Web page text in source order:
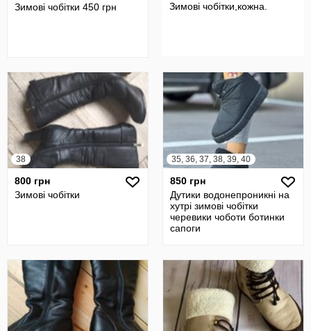
Зимові чобітки 450 грн
Зимові чобітки,кожна.
38
800 грн
Зимові чобітки
35, 36, 37, 38, 39, 40
850 грн
Дутики водонепроникні на
хутрі зимові чобітки
черевики чоботи ботинки
сапоги